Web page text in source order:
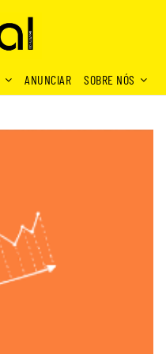
ANUNCIAR SOBRE NÓS